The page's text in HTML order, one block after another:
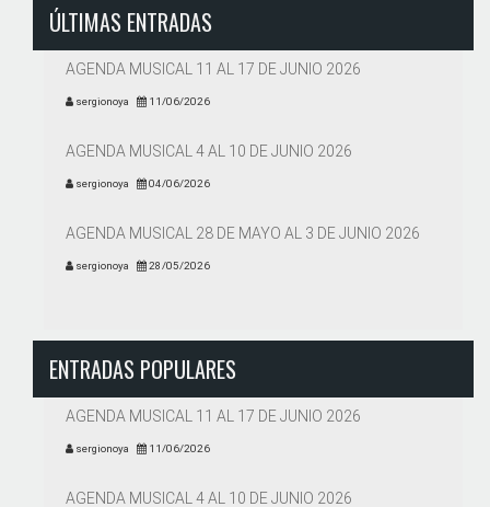
ÚLTIMAS ENTRADAS
AGENDA MUSICAL 11 AL 17 DE JUNIO 2026
sergionoya 11/06/2026
AGENDA MUSICAL 4 AL 10 DE JUNIO 2026
sergionoya 04/06/2026
AGENDA MUSICAL 28 DE MAYO AL 3 DE JUNIO 2026
sergionoya 28/05/2026
ENTRADAS POPULARES
AGENDA MUSICAL 11 AL 17 DE JUNIO 2026
sergionoya 11/06/2026
AGENDA MUSICAL 4 AL 10 DE JUNIO 2026